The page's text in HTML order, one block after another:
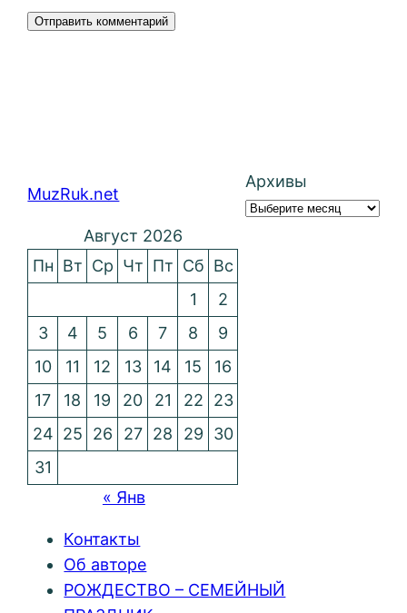
MuzRuk.net
Архивы
Август 2026
Пн Вт Ср Чт Пт Сб Вс
1
2
3
4 5 6 7 8
9
10
11 12 13 14 15
16
17
18 19 20 21 22
23
24 25 26 27 28 29
30
31
« Янв
Контакты
Об авторе
РОЖДЕСТВО – СЕМЕЙНЫЙ